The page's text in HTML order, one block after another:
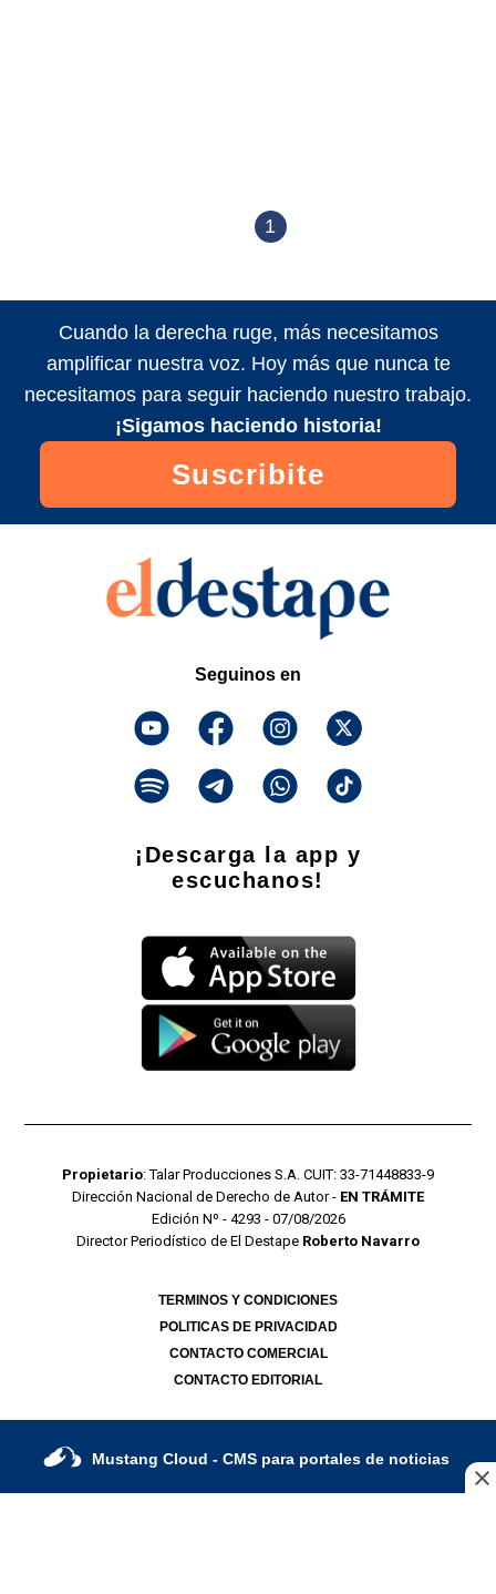
1
Cuando la derecha ruge, más necesitamos
amplificar nuestra voz. Hoy más que nunca te
necesitamos para seguir haciendo nuestro trabajo.
¡Sigamos haciendo historia!
Suscribite
Seguinos en
¡Descarga la app y
escuchanos!
Propietario: Talar Producciones S.A. CUIT: 33-71448833-9
Dirección Nacional de Derecho de Autor - EN TRÁMITE
Edición Nº - 4293 - 07/08/2026
Director Periodístico de El Destape Roberto Navarro
TERMINOS Y CONDICIONES
POLITICAS DE PRIVACIDAD
CONTACTO COMERCIAL
CONTACTO EDITORIAL
Mustang Cloud - CMS para portales de noticias